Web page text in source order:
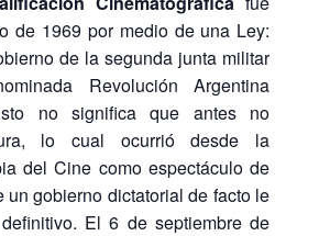
de 1969 por medio de una Ley:
de la segunda junta militar
Revolución Argentina
no significa que antes no
lo cual ocurrió desde la
del Cine como espectáculo de
un gobierno dictatorial de facto le
El 6 de septiembre de